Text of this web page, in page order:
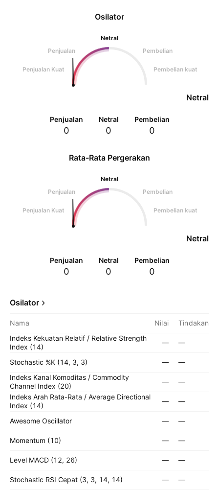
Osilator
Netral
Penjualan
Pembelian
Penjualan Kuat Pembelian kuat
Netral
Penjualan
0
Netral
0
Pembelian
0
Rata-Rata Pergerakan
Netral
Penjualan
Pembelian
Penjualan Kuat Pembelian kuat
Netral
Penjualan
0
Netral
0
Pembelian
0
Osilator
Nama Nilai
Tindakan
Indeks Kekuatan Relatif / Relative Strength
Index (14)
— —
Stochastic %K (14, 3, 3) —
—
Indeks Kanal Komoditas / Commodity
Channel Index (20)
—
—
Indeks Arah Rata-Rata / Average Directional
Index (14)
— —
Awesome Oscillator — —
Momentum (10) — —
Level MACD (12, 26) — —
Stochastic RSI Cepat (3, 3, 14, 14) —
—